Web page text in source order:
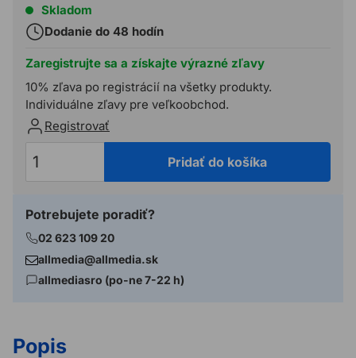
Skladom
Dodanie do 48 hodín
Zaregistrujte sa a získajte výrazné zľavy
10% zľava po registrácií na všetky produkty.
Individuálne zľavy pre veľkoobchod.
Registrovať
Pridať do košíka
Potrebujete poradiť?
02 623 109 20
allmedia@allmedia.sk
allmediasro (po-ne 7-22 h)
Popis